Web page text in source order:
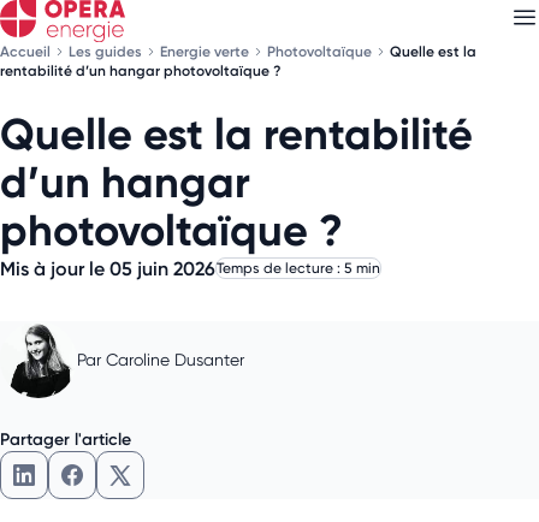
Accueil Les guides Energie verte Photovoltaïque
Quelle est la
rentabilité d’un hangar photovoltaïque ?
Quelle est la rentabilité
d’un hangar
photovoltaïque ?
Mis à jour le 05 juin 2026Temps de lecture : 5 min
Par Caroline Dusanter
Partager l'article
Partager l'article sur LinkedIn
Partager l'article sur Facebook
Partager l'article sur X
Découvrez nosnewsletters
Choisissez les newsletters qui vous intéressent